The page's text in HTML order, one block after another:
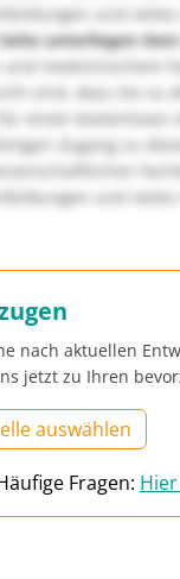
und
unterliegen
medizinischem
sind, dass Sie zu
einen
Zugang zu
und
nach aktuellen
jetzt zu Ihren
auswählen
Fragen: